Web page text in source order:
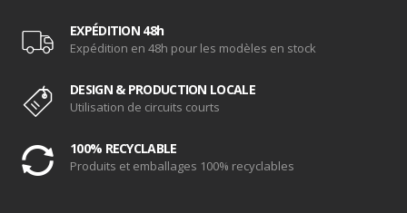
EXPÉDITION 48h
Expédition en 48h pour les modèles en stock
DESIGN & PRODUCTION LOCALE
Utilisation de circuits courts
100% RECYCLABLE
Produits et emballages 100% recyclables